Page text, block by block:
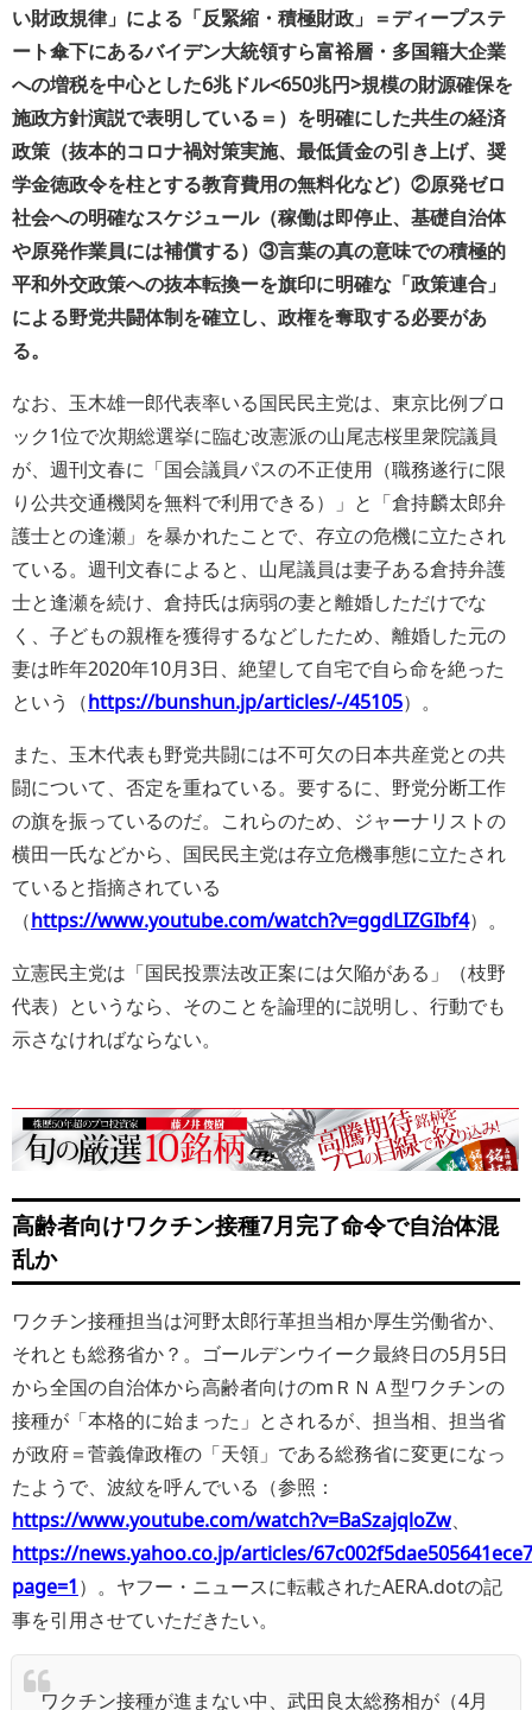
い財政規律」による「反緊縮・積極財政」＝ディープステ
ート傘下にあるバイデン大統領すら富裕層・多国籍大企業
への増税を中心とした6兆ドル<650兆円>規模の財源確保を
施政方針演説で表明している＝）を明確にした共生の経済
政策（抜本的コロナ禍対策実施、最低賃金の引き上げ、奨
学金徳政令を柱とする教育費用の無料化など）②原発ゼロ
社会への明確なスケジュール（稼働は即停止、基礎自治体
や原発作業員には補償する）③言葉の真の意味での積極的
平和外交政策への抜本転換ーを旗印に明確な「政策連合」
による野党共闘体制を確立し、政権を奪取する必要があ
る。
なお、玉木雄一郎代表率いる国民民主党は、東京比例ブロ
ック1位で次期総選挙に臨む改憲派の山尾志桜里衆院議員
が、週刊文春に「国会議員パスの不正使用（職務遂行に限
り公共交通機関を無料で利用できる）」と「倉持麟太郎弁
護士との逢瀬」を暴かれたことで、存立の危機に立たされ
ている。週刊文春によると、山尾議員は妻子ある倉持弁護
士と逢瀬を続け、倉持氏は病弱の妻と離婚しただけでな
く、子どもの親権を獲得するなどしたため、離婚した元の
妻は昨年2020年10月3日、絶望して自宅で自ら命を絶った
という（https://bunshun.jp/articles/-/45105）。
また、玉木代表も野党共闘には不可欠の日本共産党との共
闘について、否定を重ねている。要するに、野党分断工作
の旗を振っているのだ。これらのため、ジャーナリストの
横田一氏などから、国民民主党は存立危機事態に立たされ
ていると指摘されている
（https://www.youtube.com/watch?v=ggdLIZGIbf4）。
立憲民主党は「国民投票法改正案には欠陥がある」（枝野
代表）というなら、そのことを論理的に説明し、行動でも
示さなければならない。
高齢者向けワクチン接種7月完了命令で自治体混
乱か
ワクチン接種担当は河野太郎行革担当相か厚生労働省か、
それとも総務省か？。ゴールデンウイーク最終日の5月5日
から全国の自治体から高齢者向けのmＲＮＡ型ワクチンの
接種が「本格的に始まった」とされるが、担当相、担当省
が政府＝菅義偉政権の「天領」である総務省に変更になっ
たようで、波紋を呼んでいる（参照：
https://www.youtube.com/watch?v=BaSzajqloZw、
https://news.yahoo.co.jp/articles/
page=1）。ヤフー・ニュースに転載されたAERA.dotの記
事を引用させていただきたい。
ワクチン接種が進まない中、武田良太総務相が（4月